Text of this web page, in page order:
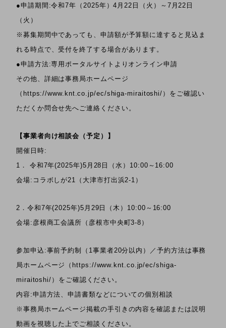
●申請期間:令和7年（2025年）4月22日（火）～7月22日
（火）
※募集期間中であっても、申請額が予算額に達すると見込ま
れる時点で、受付を終了する場合があります。
●申請方法:専用ポータルサイトよりオンライン申請
その他、詳細は事務局ホームページ
（https://www.knt.co.jp/ec/shiga-miraitoshi/）をご確認い
ただくか問合せ先へご連絡ください。
【事業者向け相談会（予定）】
開催日時:
1． 令和7年(2025年)5月28日（水）10:00～16:00
会場:コラボしが21（大津市打出浜2-1）
2．令和7年(2025年)5月29日（木）10:00～16:00
会場:彦根商工会議所（彦根市中央町3-8）
参加申込:事前予約制（1事業者20分以内）／予約方法は事務
局ホームページ（https://www.knt.co.jp/ec/shiga-
miraitoshi/）をご確認ください。
内容:申請方法、申請書類などについての個別相談
※事務局ホームページ掲載の手引きの内容を確認または説明
動画を視聴した上でご相談ください。